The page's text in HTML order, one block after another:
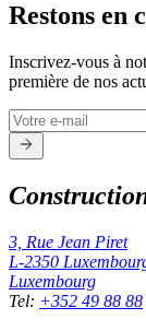
Restons en
Inscrivez-vous à
première de nos
3, Rue Jean Piret
L-2350
Luxembourg
Tel: +352 49 88 88